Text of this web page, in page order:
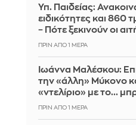
Υπ. Παιδείας:
ειδικότητες και 860
– Πότε ξεκινούν οι
ΠΡΙΝ ΑΠΌ 1 ΜΈΡΑ
Ιωάννα Μαλέσκου:
την «άλλη» Μύκονο
«ντελίριο» με το...
ΠΡΙΝ ΑΠΌ 1 ΜΈΡΑ